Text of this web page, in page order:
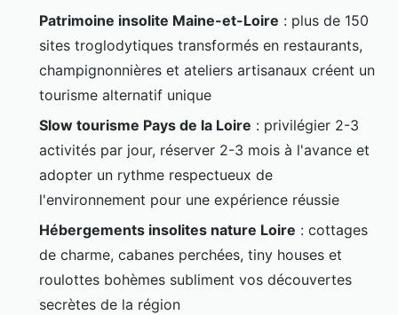
Patrimoine insolite Maine-et-Loire : plus de 150
sites troglodytiques transformés en restaurants,
champignonnières et ateliers artisanaux créent un
tourisme alternatif unique
Slow tourisme Pays de la Loire : privilégier 2-3
activités par jour, réserver 2-3 mois à l'avance et
adopter un rythme respectueux de
l'environnement pour une expérience réussie
Hébergements insolites nature Loire : cottages
de charme, cabanes perchées, tiny houses et
roulottes bohèmes subliment vos découvertes
secrètes de la région